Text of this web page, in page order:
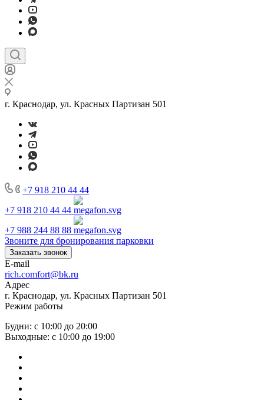
г. Краснодар, ул. Красных Партизан 501
+7 918 210 44 44
+7 918 210 44 44
+7 988 244 88 88
Звоните для бронирования парковки
Заказать звонок
E-mail
rich.comfort@bk.ru
Адрес
г. Краснодар, ул. Красных Партизан 501
Режим работы
Будни: с 10:00 до 20:00
Выходные: с 10:00 до 19:00